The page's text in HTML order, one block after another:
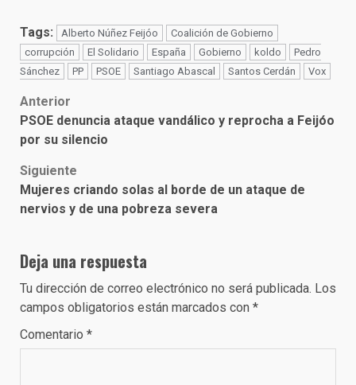
Tags: Alberto Núñez Feijóo
Coalición de Gobierno
corrupción
El Solidario España Gobierno koldo
Pedro
Sánchez
PP PSOE Santiago Abascal Santos Cerdán Vox
Post
navigation
Anterior
PSOE denuncia ataque vandálico y reprocha a Feijóo
por su silencio
Siguiente
Mujeres criando solas al borde de un ataque de
nervios y de una pobreza severa
Deja una respuesta
Tu dirección de correo electrónico no será publicada. Los
campos obligatorios están marcados con *
Comentario *